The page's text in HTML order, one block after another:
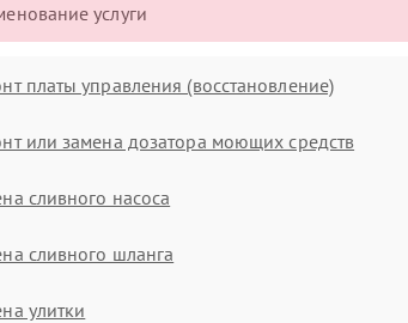
услуги
платы управления (восстановление)
или замена дозатора моющих средств
сливного насоса
сливного шланга
улитки